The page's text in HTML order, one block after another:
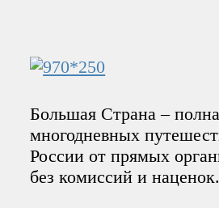
Большая Страна –
многодневных
России от прямых
без комиссий и наценок.